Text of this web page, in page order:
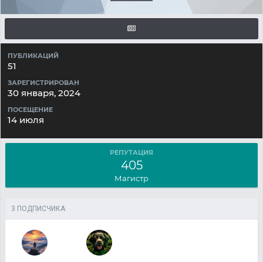
ПУБЛИКАЦИЙ
51
ЗАРЕГИСТРИРОВАН
30 января, 2024
ПОСЕЩЕНИЕ
14 июля
РЕПУТАЦИЯ
405
Магистр
3 ПОДПИСЧИКА